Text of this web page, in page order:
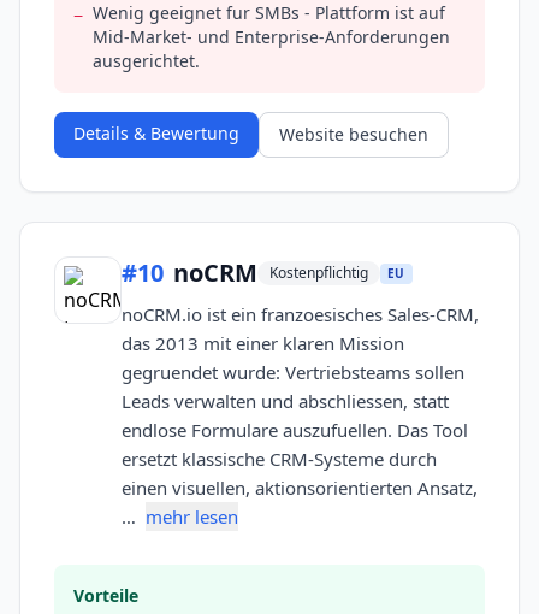
− Wenig geeignet fur SMBs - Plattform ist auf
Mid-Market- und Enterprise-Anforderungen
ausgerichtet.
Details & Bewertung Website besuchen
#10 noCRM Kostenpflichtig EU
noCRM.io ist ein franzoesisches Sales-CRM,
das 2013 mit einer klaren Mission
gegruendet wurde: Vertriebsteams sollen
Leads verwalten und abschliessen, statt
endlose Formulare auszufuellen. Das Tool
ersetzt klassische CRM-Systeme durch
einen visuellen, aktionsorientierten Ansatz,
… mehr lesen
Vorteile